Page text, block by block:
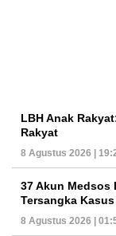
LBH Anak
Rakyat
8 Agustus 2026 |
37 Akun Medsos
Tersangka
8 Agustus 2026 |